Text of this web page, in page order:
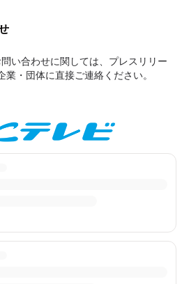
い合わせに関しては、プレスリリー
業・団体に直接ご連絡ください。